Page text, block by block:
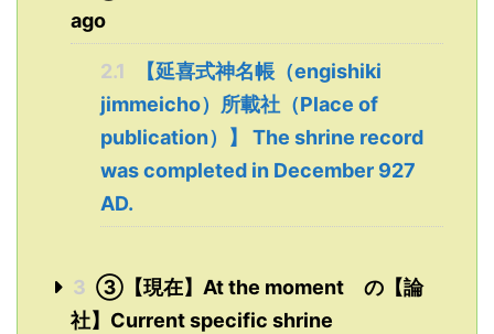
ago
2.1
【延喜式神名帳（engishiki
jimmeicho）所載社（Place of
publication）】 The shrine record
was completed in December 927
AD.
3 ➂【現在】At the moment の【論
社】Current specific shrine